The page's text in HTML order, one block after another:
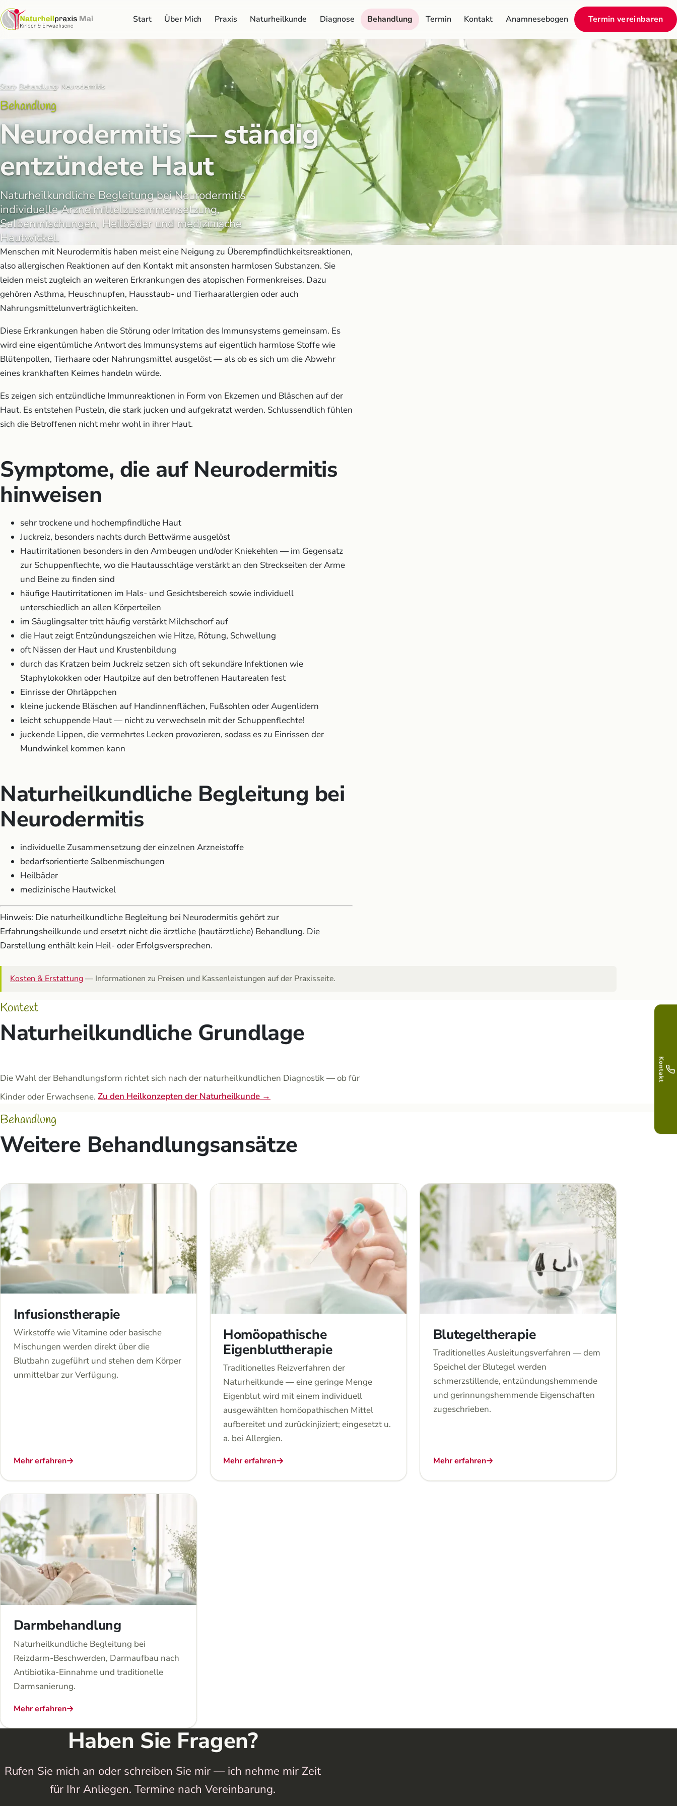
Start Über Mich Praxis Naturheilkunde Diagnose Behandlung Termin Kontakt Anamnesebogen Termin vereinbaren
Start Behandlung Neurodermitis
Behandlung
Neurodermitis — ständig
entzündete Haut
Naturheilkundliche Begleitung bei Neurodermitis —
individuelle Arzneimittelzusammensetzung,
Salbenmischungen, Heilbäder und medizinische
Hautwickel.
Menschen mit Neurodermitis haben meist eine Neigung zu Überempfindlichkeitsreaktionen,
also allergischen Reaktionen auf den Kontakt mit ansonsten harmlosen Substanzen. Sie
leiden meist zugleich an weiteren Erkrankungen des atopischen Formenkreises. Dazu
gehören Asthma, Heuschnupfen, Hausstaub- und Tierhaarallergien oder auch
Nahrungsmittelunverträglichkeiten.
Diese Erkrankungen haben die Störung oder Irritation des Immunsystems gemeinsam. Es
wird eine eigentümliche Antwort des Immunsystems auf eigentlich harmlose Stoffe wie
Blütenpollen, Tierhaare oder Nahrungsmittel ausgelöst — als ob es sich um die Abwehr
eines krankhaften Keimes handeln würde.
Es zeigen sich entzündliche Immunreaktionen in Form von Ekzemen und Bläschen auf der
Haut. Es entstehen Pusteln, die stark jucken und aufgekratzt werden. Schlussendlich fühlen
sich die Betroffenen nicht mehr wohl in ihrer Haut.
Symptome, die auf Neurodermitis
hinweisen
sehr trockene und hochempfindliche Haut
Juckreiz, besonders nachts durch Bettwärme ausgelöst
Hautirritationen besonders in den Armbeugen und/oder Kniekehlen — im Gegensatz
zur Schuppenflechte, wo die Hautausschläge verstärkt an den Streckseiten der Arme
und Beine zu finden sind
häufige Hautirritationen im Hals- und Gesichtsbereich sowie individuell
unterschiedlich an allen Körperteilen
im Säuglingsalter tritt häufig verstärkt Milchschorf auf
die Haut zeigt Entzündungszeichen wie Hitze, Rötung, Schwellung
oft Nässen der Haut und Krustenbildung
durch das Kratzen beim Juckreiz setzen sich oft sekundäre Infektionen wie
Staphylokokken oder Hautpilze auf den betroffenen Hautarealen fest
Einrisse der Ohrläppchen
kleine juckende Bläschen auf Handinnenflächen, Fußsohlen oder Augenlidern
leicht schuppende Haut — nicht zu verwechseln mit der Schuppenflechte!
juckende Lippen, die vermehrtes Lecken provozieren, sodass es zu Einrissen der
Mundwinkel kommen kann
Naturheilkundliche Begleitung bei
Neurodermitis
individuelle Zusammensetzung der einzelnen Arzneistoffe
bedarfsorientierte Salbenmischungen
Heilbäder
medizinische Hautwickel
Hinweis: Die naturheilkundliche Begleitung bei Neurodermitis gehört zur
Erfahrungsheilkunde und ersetzt nicht die ärztliche (hautärztliche) Behandlung. Die
Darstellung enthält kein Heil- oder Erfolgsversprechen.
Kosten & Erstattung— Informationen zu Preisen und Kassenleistungen auf der Praxisseite.
Kontext
Naturheilkundliche Grundlage
Die Wahl der Behandlungsform richtet sich nach der naturheilkundlichen Diagnostik — ob für
Kinder oder Erwachsene. Zu den Heilkonzepten der Naturheilkunde →
Behandlung
Weitere Behandlungsansätze
Infusionstherapie
Wirkstoffe wie Vitamine oder basische
Mischungen werden direkt über die
Blutbahn zugeführt und stehen dem Körper
unmittelbar zur Verfügung.
Mehr erfahren
Homöopathische
Eigenbluttherapie
Traditionelles Reizverfahren der
Naturheilkunde — eine geringe Menge
Eigenblut wird mit einem individuell
ausgewählten homöopathischen Mittel
aufbereitet und zurückinjiziert; eingesetzt u.
a. bei Allergien.
Mehr erfahren
Blutegeltherapie
Traditionelles Ausleitungsverfahren — dem
Speichel der Blutegel werden
schmerzstillende, entzündungshemmende
und gerinnungshemmende Eigenschaften
zugeschrieben.
Mehr erfahren
Darmbehandlung
Naturheilkundliche Begleitung bei
Reizdarm-Beschwerden, Darmaufbau nach
Antibiotika-Einnahme und traditionelle
Darmsanierung.
Mehr erfahren
Haben Sie Fragen?
Rufen Sie mich an oder schreiben Sie mir — ich nehme mir Zeit
für Ihr Anliegen. Termine nach Vereinbarung.
Kontakt